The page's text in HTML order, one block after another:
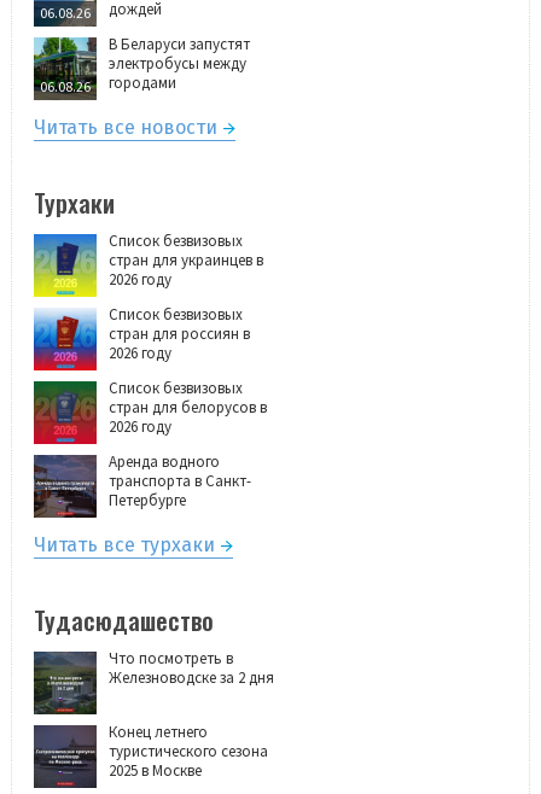
06.08.26
дождей
06.08.26
В Беларуси запустят
электробусы между
городами
Читать все новости
Турхаки
Список безвизовых
стран для украинцев в
2026 году
Список безвизовых
стран для россиян в
2026 году
Список безвизовых
стран для белорусов в
2026 году
Аренда водного
транспорта в Санкт-
Петербурге
Читать все турхаки
Тудасюдашество
Что посмотреть в
Железноводске за 2 дня
Конец летнего
туристического сезона
2025 в Москве